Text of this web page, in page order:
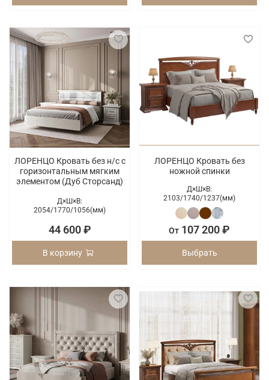
ЛОРЕНЦО Кровать без н/с с
горизонтальным мягким
элементом (Дуб Сторсанд)
Д×Ш×В:
2054/1770/1056(мм)
44 600 ₽
В корзину
ЛОРЕНЦО Кровать без
ножной спинки
Д×Ш×В:
2103/1740/1237(мм)
От 107 200 ₽
Выбрать